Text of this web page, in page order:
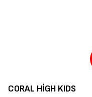
CORAL HIGH KIDS